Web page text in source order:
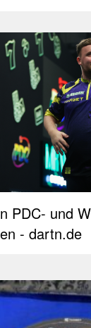
PDC- und
- dartn.de